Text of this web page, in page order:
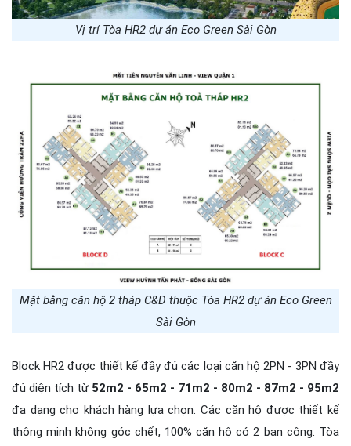
Vị trí Tòa HR2 dự án Eco Green Sài Gòn
Mặt bằng căn hộ 2 tháp C&D thuộc Tòa HR2 dự án Eco Green
Sài Gòn
Block HR2 được thiết kế đầy đủ các loại căn hộ 2PN - 3PN đầy
đủ diện tích từ 52m2 - 65m2 - 71m2 - 80m2 - 87m2 - 95m2
đa dạng cho khách hàng lựa chọn. Các căn hộ được thiết kế
thông minh không góc chết, 100% căn hộ có 2 ban công. Tòa